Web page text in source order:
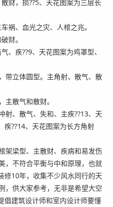
财，损??5、天花图案为三层长
祸、血光之灾、人棺之兆。
财。
、疾??9、天花图案为鸡罩型、
带立体圆型。主角射、散气、散
散气和散财。
射、散气、失和、主疾??13、天
??14、天花图案为长方角射
架梁型、主散财、疾病和易发伤
，不符合平衡与中和原理，也就
修10年，收集不少风水同行的天
，供大家参考，无非是希望大空
倡建筑设计师和室内设计师要懂